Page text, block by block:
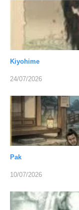
Kiyohime
24/07/2026
Pak
10/07/2026